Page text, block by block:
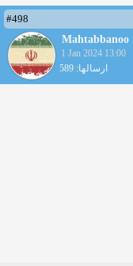
#498
Mahtabbanoo
1 Jan 2024 13:00
ارسالها: 589